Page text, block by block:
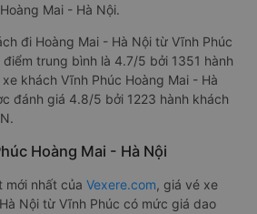
Mai - Hà Nội.
đi Hoàng Mai - Hà Nội từ Vĩnh Phúc
trung bình là 4.7/5 bởi 1351 hành
khách Vĩnh Phúc Hoàng Mai - Hà
đánh giá 4.8/5 bởi 1223 hành khách
Hoàng Mai - Hà Nội
mới nhất của Vexere.com, giá vé xe
Nội từ Vĩnh Phúc có mức giá dao